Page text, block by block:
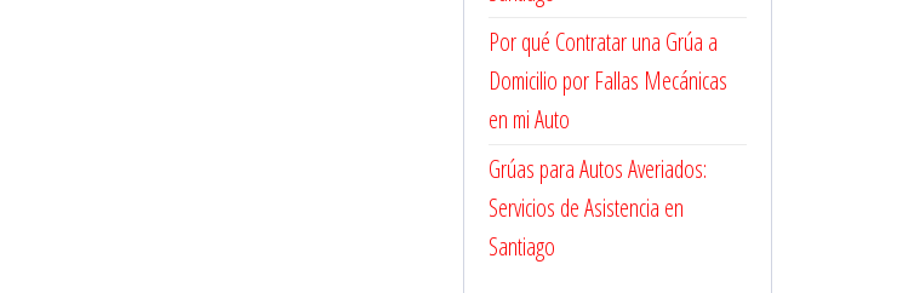
Por qué Contratar una Grúa a
Domicilio por Fallas Mecánicas
en mi Auto
Grúas para Autos Averiados:
Servicios de Asistencia en
Santiago